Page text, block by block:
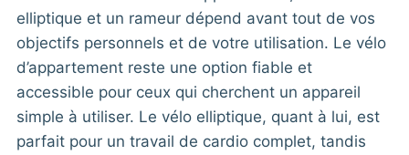
elliptique et un rameur dépend avant tout de vos
objectifs personnels et de votre utilisation. Le vélo
d’appartement reste une option fiable et
accessible pour ceux qui cherchent un appareil
simple à utiliser. Le vélo elliptique, quant à lui, est
parfait pour un travail de cardio complet, tandis